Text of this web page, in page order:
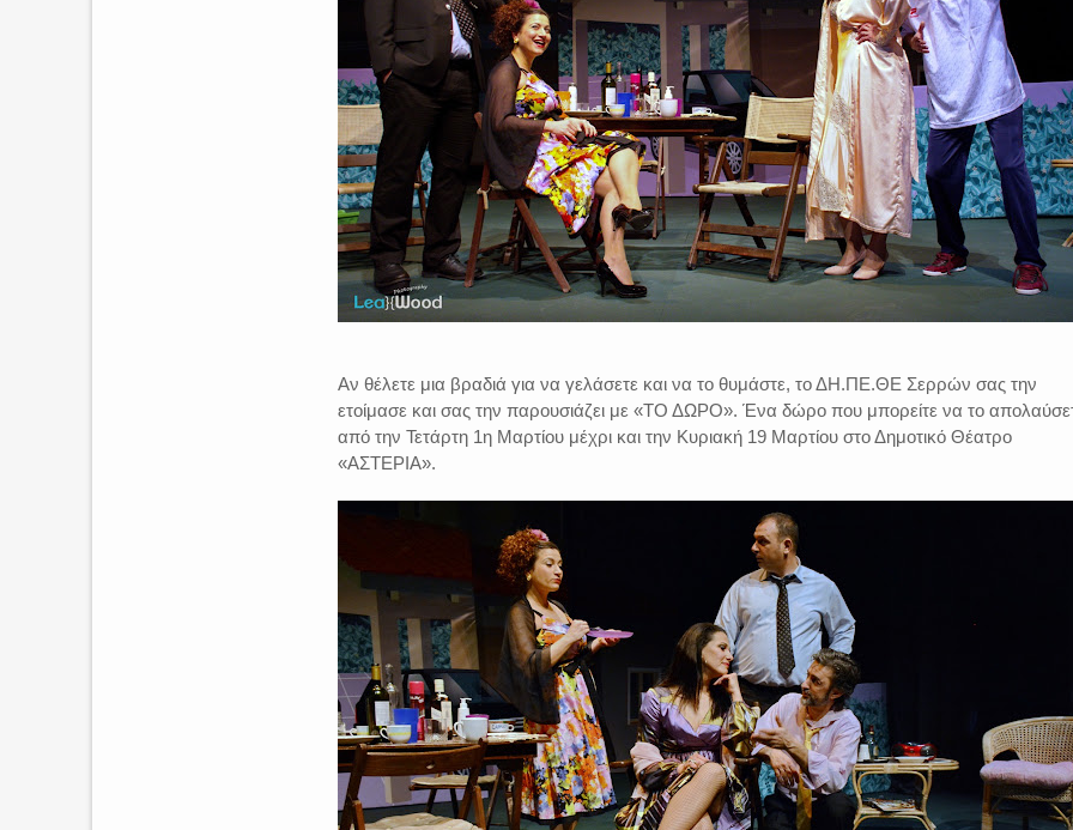
Αν θέλετε μια βραδιά για να γελάσετε και να το θυμάστε, το ΔΗ.ΠΕ.ΘΕ Σερρών σας την
ετοίμασε και σας την παρουσιάζει με «ΤΟ ΔΩΡΟ». Ένα δώρο που μπορείτε να το
από την Τετάρτη 1η Μαρτίου μέχρι και την Κυριακή 19 Μαρτίου στο Δημοτικό Θέατρο
«ΑΣΤΕΡΙΑ».